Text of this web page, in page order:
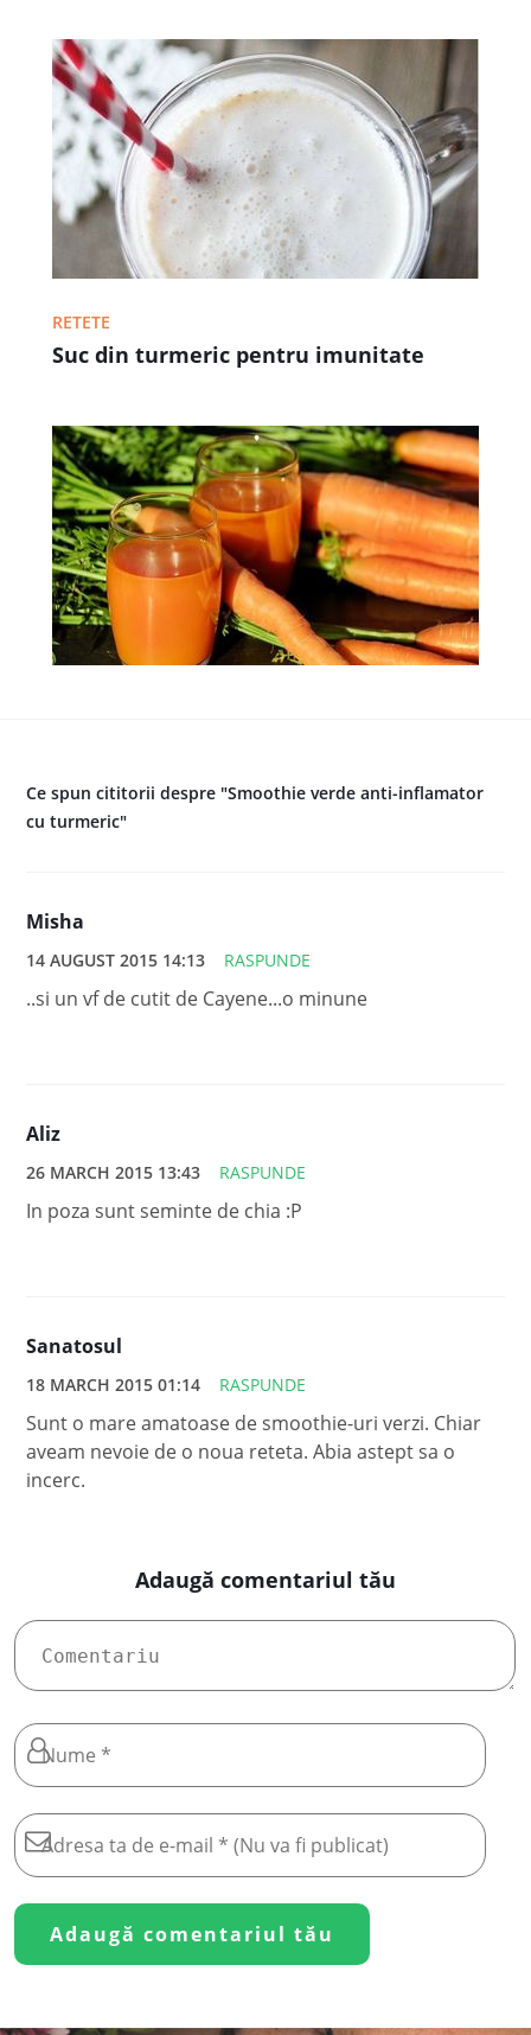
RETETE
Suc din turmeric pentru imunitate
Ce spun cititorii despre "Smoothie verde anti-inflamator
cu turmeric"
Misha
14 AUGUST 2015 14:13 RASPUNDE
..si un vf de cutit de Cayene...o minune
Aliz
26 MARCH 2015 13:43 RASPUNDE
In poza sunt seminte de chia :P
Sanatosul
18 MARCH 2015 01:14 RASPUNDE
Sunt o mare amatoase de smoothie-uri verzi. Chiar
aveam nevoie de o noua reteta. Abia astept sa o
incerc.
Adaugă comentariul tău